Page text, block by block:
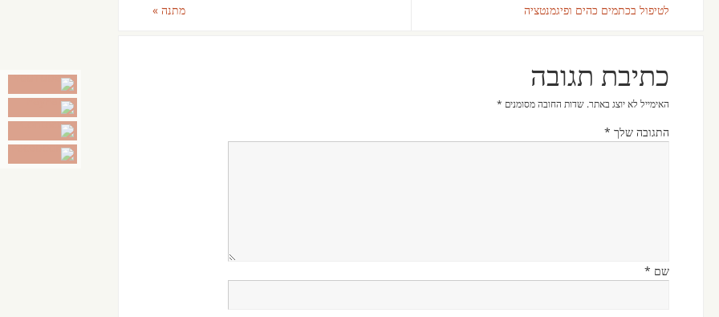
לטיפול בכתמים כהים ופיגמנטציה
מתנה »
כתיבת תגובה
האימייל לא יוצג באתר. שדות החובה מסומנים *
התגובה שלך *
שם *